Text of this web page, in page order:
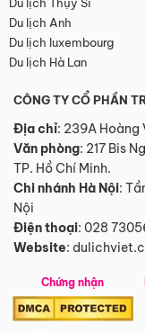
Du lịch Anh
Du lịch luxembourg
Du lịch Hà Lan
CÔNG TY CỔ PHẦN
Địa chỉ: 239A Hoàng
Văn phòng: 217 Bis
TP. Hồ Chí Minh.
Chi nhánh Hà Nội:
Nội
Điện thoại: 028
Website:
Chứng nhận